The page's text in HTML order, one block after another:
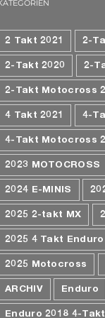
2 Takt 2021 2-
2-Takt 2020 2-
2-Takt Motocross
4 Takt 2021 4-
4-Takt Motocross
2023 MOTOCROSS
2024 E-MINIS
2025 2-takt MX
2025 4 Takt
2025 Motocross
ARCHIV Enduro
Enduro 2018 4-Takt